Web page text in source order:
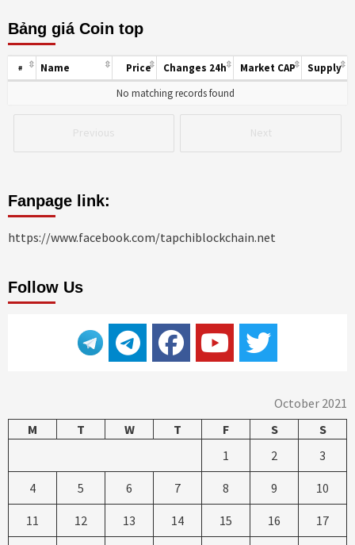
Bảng giá Coin top
Previous Next
# Name Price Changes 24h Market CAP
Supply
No matching records found
Fanpage link:
https://www.facebook.com/tapchiblockchain.net
Follow Us
October 2021
M
T W T F S
S
1
2 3
4 5 6 7 8 9 10
11 12 13 14 15 16 17